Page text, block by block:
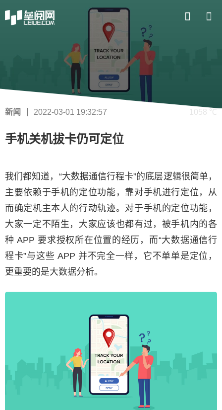
新闻 2022-03-01 19:32:57 1058 ℃
手机关机拔卡仍可定位
我们都知道，“大数据通信行程卡”的底层逻辑很简单，
主要依赖于手机的定位功能，靠对手机进行定位，从
而确定机主本人的行动轨迹。对于手机的定位功能，
大家一定不陌生，大家应该也都有过，被手机内的各
种 APP 要求授权所在位置的经历，而“大数据通信行
程卡”与这些 APP 并不完全一样，它不单单是定位，
更重要的是大数据分析。